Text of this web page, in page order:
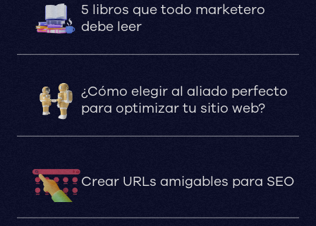
5 libros que todo marketero
debe leer
¿Cómo elegir al aliado perfecto
para optimizar tu sitio web?
Crear URLs amigables para SEO